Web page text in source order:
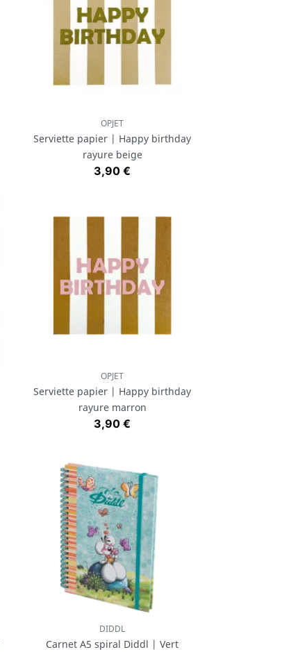
Aperçu rapide
OPJET
Serviette papier | Happy birthday
rayure beige
Prix
3,90 €
Aperçu rapide
OPJET
Serviette papier | Happy birthday
rayure marron
Prix
3,90 €
Aperçu rapide
DIDDL
Carnet A5 spiral Diddl | Vert